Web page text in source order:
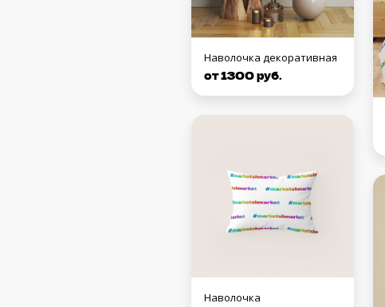
Наволочка декоративная
от 1300 руб.
Наволочка